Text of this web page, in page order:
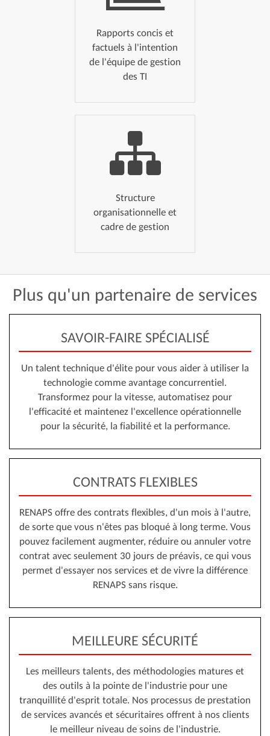
Rapports concis et
factuels à l'intention
de l'équipe de gestion
des TI
Structure
organisationnelle et
cadre de gestion
Plus qu'un partenaire de services
SAVOIR-FAIRE SPÉCIALISÉ
Un talent technique d'élite pour vous aider à utiliser la
technologie comme avantage concurrentiel.
Transformez pour la vitesse, automatisez pour
l'efficacité et maintenez l'excellence opérationnelle
pour la sécurité, la fiabilité et la performance.
CONTRATS FLEXIBLES
RENAPS offre des contrats flexibles, d'un mois à l'autre,
de sorte que vous n'êtes pas bloqué à long terme. Vous
pouvez facilement augmenter, réduire ou annuler votre
contrat avec seulement 30 jours de préavis, ce qui vous
permet d'essayer nos services et de vivre la différence
RENAPS sans risque.
MEILLEURE SÉCURITÉ
Les meilleurs talents, des méthodologies matures et
des outils à la pointe de l'industrie pour une
tranquillité d'esprit totale. Nos processus de prestation
de services avancés et sécuritaires offrent à nos clients
le meilleur niveau de soins de l'industrie.